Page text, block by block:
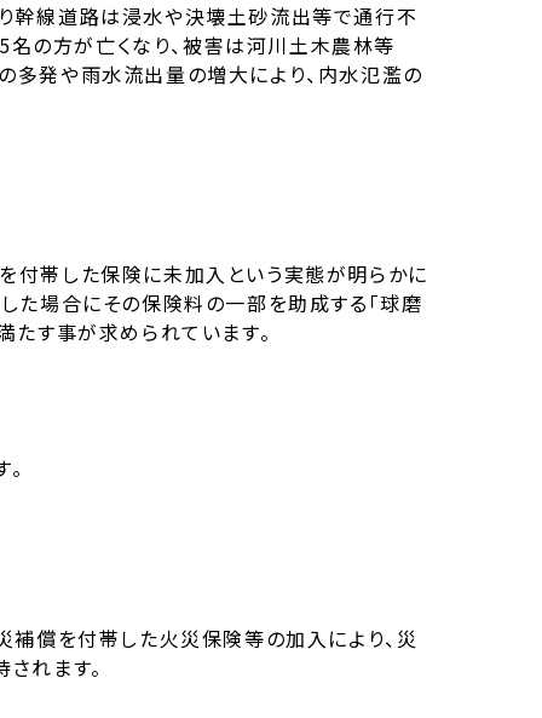
幹線道路は浸水や決壊土砂流出等で通行不
名の方が亡くなり、被害は河川土木農林等
多発や雨水流出量の増大により、内水氾濫の
付帯した保険に未加入という実態が明らかに
た場合にその保険料の一部を助成する「球磨
す事が求められています。
補償を付帯した火災保険等の加入により、災
れます。